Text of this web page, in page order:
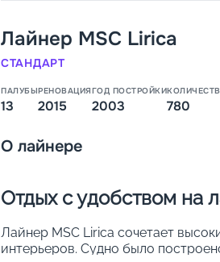
Лайнер MSC Lirica
СТАНДАРТ
ПАЛУБЫ
13
РЕНОВАЦИЯ
2015
ГОД ПОСТРОЙКИ
2003 780
О лайнере
Отдых с удобством на
Лайнер MSC Lirica сочетает
интерьеров. Судно было